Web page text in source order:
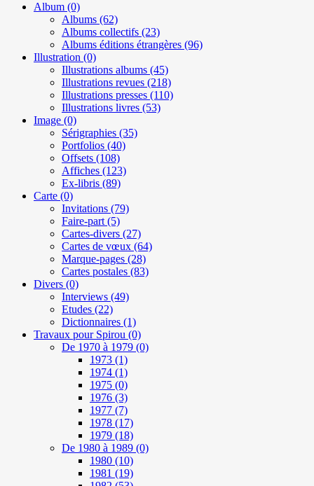
Album (0)
Albums (62)
Albums collectifs (23)
Albums éditions étrangères (96)
Illustration (0)
Illustrations albums (45)
Illustrations revues (218)
Illustrations presses (110)
Illustrations livres (53)
Image (0)
Sérigraphies (35)
Portfolios (40)
Offsets (108)
Affiches (123)
Ex-libris (89)
Carte (0)
Invitations (79)
Faire-part(5)
Cartes-divers (27)
Cartes de vœux (64)
Marque-pages (28)
Cartes postales (83)
Divers (0)
Interviews (49)
Etudes (22)
Dictionnaires (1)
Travaux pour Spirou (0)
De 1970 à 1979 (0)
1973 (1)
1974 (1)
1975 (0)
1976 (3)
1977 (7)
1978 (17)
1979 (18)
De 1980 à 1989 (0)
1980 (10)
1981 (19)